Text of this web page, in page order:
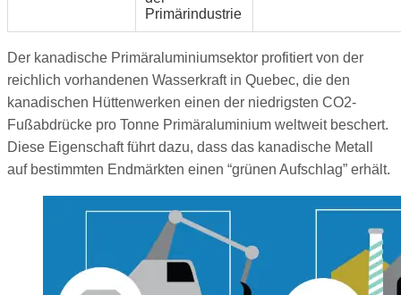
Primärindustrie
Der kanadische Primäraluminiumsektor profitiert von der
reichlich vorhandenen Wasserkraft in Quebec, die den
kanadischen Hüttenwerken einen der niedrigsten CO2-
Fußabdrücke pro Tonne Primäraluminium weltweit beschert.
Diese Eigenschaft führt dazu, dass das kanadische Metall
auf bestimmten Endmärkten einen “grünen Aufschlag” erhält.